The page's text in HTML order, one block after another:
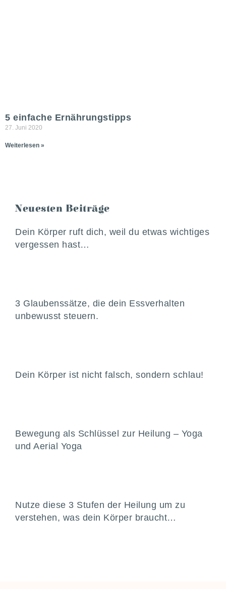
5 einfache Ernährungstipps
27. Juni 2020
Weiterlesen »
Neuesten Beiträge
Dein Körper ruft dich, weil du etwas wichtiges
vergessen hast…
3 Glaubenssätze, die dein Essverhalten
unbewusst steuern.
Dein Körper ist nicht falsch, sondern schlau!
Bewegung als Schlüssel zur Heilung – Yoga
und Aerial Yoga
Nutze diese 3 Stufen der Heilung um zu
verstehen, was dein Körper braucht…